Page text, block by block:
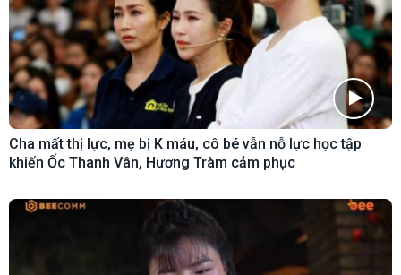
Cha mất thị lực, mẹ bị K máu, cô bé vẫn nỗ lực học tập
khiến Ốc Thanh Vân, Hương Tràm cảm phục